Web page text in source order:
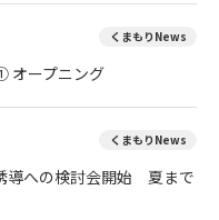
くまもりNews
オープニング
くまもりNews
導への検討会開始 夏まで